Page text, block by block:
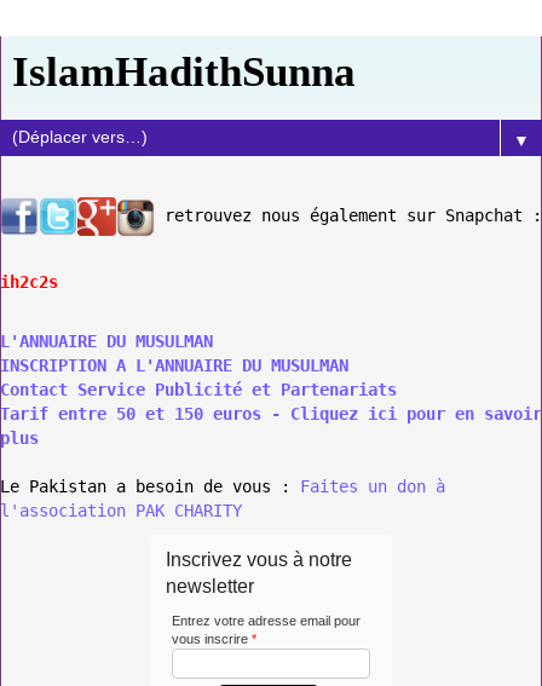
IslamHadithSunna
▼
retrouvez nous également sur Snapchat :
ih2c2s
L'ANNUAIRE DU MUSULMAN
INSCRIPTION A L'ANNUAIRE DU MUSULMAN
Contact Service Publicité et Partenariats
Tarif entre 50 et 150 euros - Cliquez ici pour en savoir
plus
Le Pakistan a besoin de vous : Faites un don à
l'association PAK CHARITY
Inscrivez vous à notre
newsletter
Entrez votre adresse email pour
vous inscrire *